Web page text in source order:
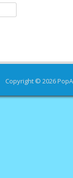
Copyright © 2026